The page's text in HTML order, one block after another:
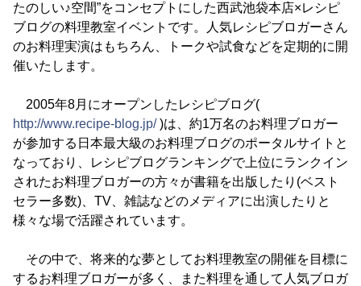
たのしい♪空間”をコンセプトにした西武池袋本店×レシピ
ブログの料理教室イベントです。人気レシピブロガーさん
のお料理実演はもちろん、トークや試食などを定期的に開
催いたします。
2005年8月にオープンしたレシピブログ(
http://www.recipe-blog.jp/)は、約1万名のお料理ブロガー
が参加する日本最大級のお料理ブログのポータルサイトと
なっており、レシピブログランキングで上位にランクイン
されたお料理ブロガーの方々が書籍を出版したり(ベスト
セラー多数)、TV、雑誌などのメディアに出演したりと
様々な場で活躍されています。
その中で、将来的な夢としてお料理教室の開催を目標に
するお料理ブロガーが多く、また料理を通して人気ブロガ